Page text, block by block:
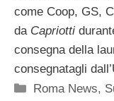
come Coop, GS,
da Capriotti
consegna della
consegnatagli
Categorie
Roma News,